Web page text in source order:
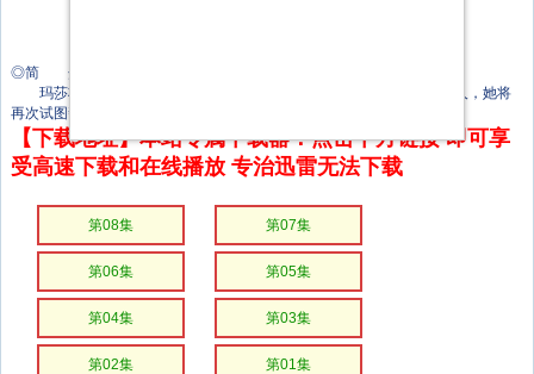
◎简 介
玛莎将带着一个全新的疗养中心回归，以及一群新的麻烦缠身的客人，她将
再次试图帮助和治愈他们。
【下载地址】本站专属下载器：点击下方链接 即可享
受高速下载和在线播放 专治迅雷无法下载
第08集 第07集
第06集 第05集
第04集 第03集
第02集 第01集